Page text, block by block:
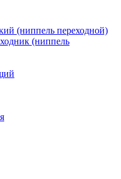
(ниппель переходной)
(ниппель